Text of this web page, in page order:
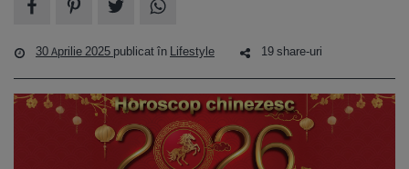
30 Aprilie 2025 publicat în Lifestyle 19 share-uri